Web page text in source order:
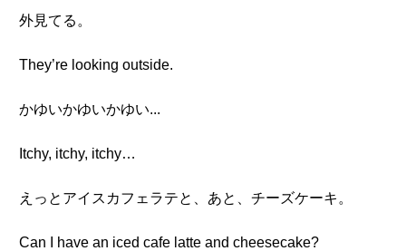
外見てる。
They’re looking outside.
かゆいかゆいかゆい...
Itchy, itchy, itchy…
えっとアイスカフェラテと、あと、チーズケーキ。
Can I have an iced cafe latte and cheesecake?